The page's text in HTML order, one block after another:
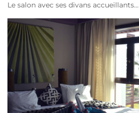
Le salon avec ses divans accueillants…